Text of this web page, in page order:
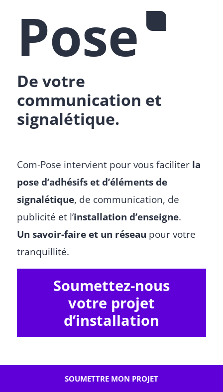
SOUMETTRE MON PROJET
Pose
De votre
communication et
signalétique.
Com-Pose intervient pour vous faciliter la
pose d’adhésifs et d’éléments de
signalétique, de communication, de
publicité et l’installation d’enseigne.
Un savoir-faire et un réseau pour votre
tranquillité.
Soumettez-nous
votre projet
d’installation